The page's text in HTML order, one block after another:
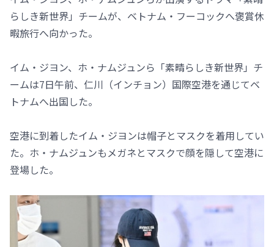
らしき新世界」チームが、ベトナム・フーコックへ褒賞休
暇旅行へ向かった。
イム・ジヨン、ホ・ナムジュンら「素晴らしき新世界」チ
ームは7日午前、仁川（インチョン）国際空港を通じてベ
トナムへ出国した。
空港に到着したイム・ジヨンは帽子とマスクを着用してい
た。ホ・ナムジュンもメガネとマスクで顔を隠して空港に
登場した。